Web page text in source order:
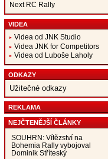
Next RC Rally
VIDEA
Videa od JNK Studio
Videa JNK for Competitors
Videa od Luboše Laholy
ODKAZY
Užitečné odkazy
REKLAMA
NEJČTENĚJŠÍ ČLÁNKY
SOUHRN: Vítězství na
Bohemia Rally vybojoval
Dominik Stříteský